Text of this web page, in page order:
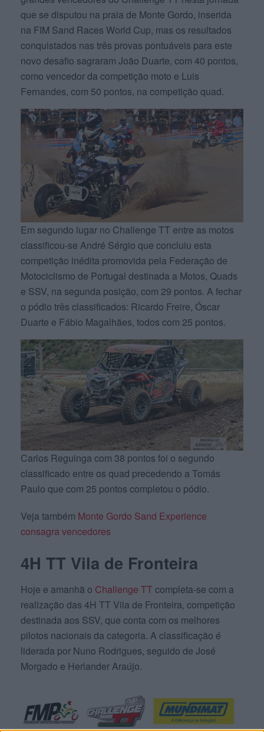
que se disputou na praia de Monte Gordo, inserida
na FIM Sand Races World Cup, mas os resultados
conquistados nas três provas pontuáveis para este
novo desafio sagraram João Duarte, com 40 pontos,
como vencedor da competição moto e Luis
Fernandes, com 50 pontos, na competição quad.
Em segundo lugar no Challenge TT entre as motos
classificou-se André Sérgio que concluiu esta
competição inédita promovida pela Federação de
Motociclismo de Portugal destinada a Motos, Quads
e SSV, na segunda posição, com 29 pontos. A fechar
o pódio três classificados: Ricardo Freire, Óscar
Duarte e Fábio Magalhães, todos com 25 pontos.
Carlos Reguinga com 38 pontos foi o segundo
classificado entre os quad precedendo a Tomás
Paulo que com 25 pontos completou o pódio.
Veja também Monte Gordo Sand Experience
consagra vencedores
4H TT Vila de Fronteira
Hoje e amanhã o Challenge TTcompleta-se com a
realização das 4H TT Vila de Fronteira, competição
destinada aos SSV, que conta com os melhores
pilotos nacionais da categoria. A classificação é
liderada por Nuno Rodrigues, seguido de José
Morgado e Herlander Araújo.